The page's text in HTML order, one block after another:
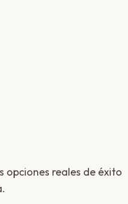
opciones reales de éxito